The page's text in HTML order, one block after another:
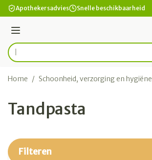
Ga naar de inhoud
Apothekersadvies Snelle beschikbaarheid
Menu
Product, merk, categorie...
Home / Schoonheid, verzorging en hygiëne
Tandpasta
Filteren